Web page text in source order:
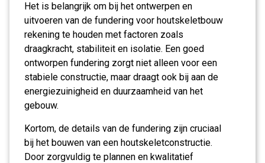
Het is belangrijk om bij het ontwerpen en
uitvoeren van de fundering voor houtskeletbouw
rekening te houden met factoren zoals
draagkracht, stabiliteit en isolatie. Een goed
ontworpen fundering zorgt niet alleen voor een
stabiele constructie, maar draagt ook bij aan de
energiezuinigheid en duurzaamheid van het
gebouw.
Kortom, de details van de fundering zijn cruciaal
bij het bouwen van een houtskeletconstructie.
Door zorgvuldig te plannen en kwalitatief